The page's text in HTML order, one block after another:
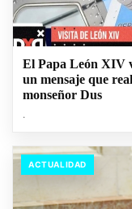
El Papa León XIV
un mensaje que
monseñor Dus
.
ACTUALIDAD